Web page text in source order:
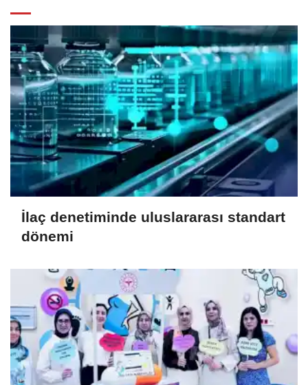
İlaç denetiminde uluslararası standart
dönemi